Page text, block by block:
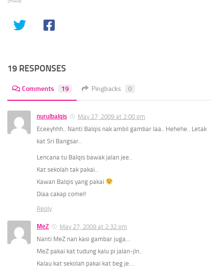
19 RESPONSES
Comments 19 Pingbacks 0
nurulbalqis
May 27, 2009 at 2:00 pm
Eceeyhhh.. Nanti Balqis nak ambil gambar laa.. Hehehe.. Letak
kat Sri Bangsar..
Lencana tu Balqis bawak jalan jee..
Kat sekolah tak pakai..
Kawan Balqis yang pakai
Diaa cakap comel!
Reply
MeZ
May 27, 2009 at 2:32 pm
Nanti MeZ nan kasi gambar juga…
MeZ pakai kat tudung kalu pi jalan-jln..
Kalau kat sekolah pakai kat beg je…